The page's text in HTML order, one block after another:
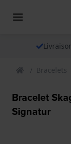
Bracelets
Bracelet
Signatur